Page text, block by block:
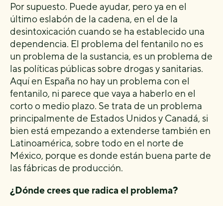
Por supuesto. Puede ayudar, pero ya en el
último eslabón de la cadena, en el de la
desintoxicación cuando se ha establecido una
dependencia. El problema del fentanilo no es
un problema de la sustancia, es un problema de
las políticas públicas sobre drogas y sanitarias.
Aquí en España no hay un problema con el
fentanilo, ni parece que vaya a haberlo en el
corto o medio plazo. Se trata de un problema
principalmente de Estados Unidos y Canadá, si
bien está empezando a extenderse también en
Latinoamérica, sobre todo en el norte de
México, porque es donde están buena parte de
las fábricas de producción.
¿Dónde crees que radica el problema?